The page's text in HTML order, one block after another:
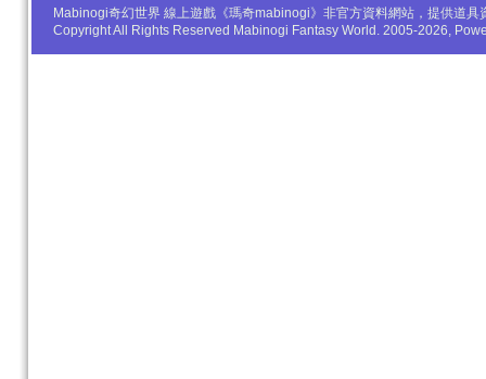
Mabinogi奇幻世界 線上遊戲《瑪奇mabinogi》非官方資料網站，提供道
Copyright All Rights Reserved Mabinogi Fantasy World. 2005-2026,